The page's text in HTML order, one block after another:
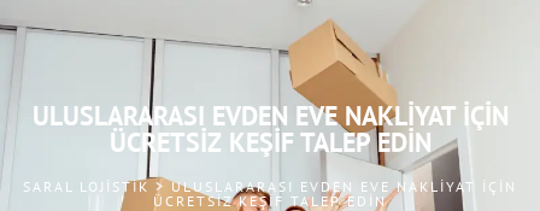
ULUSLARARASI EVDEN EVE NAKLIYAT İÇIN
ÜCRETSIZ KEŞIF TALEP EDIN
SARAL LOJISTIK > ULUSLARARASI EVDEN EVE NAKLIYAT İÇIN
ÜCRETSIZ KEŞIF TALEP EDIN